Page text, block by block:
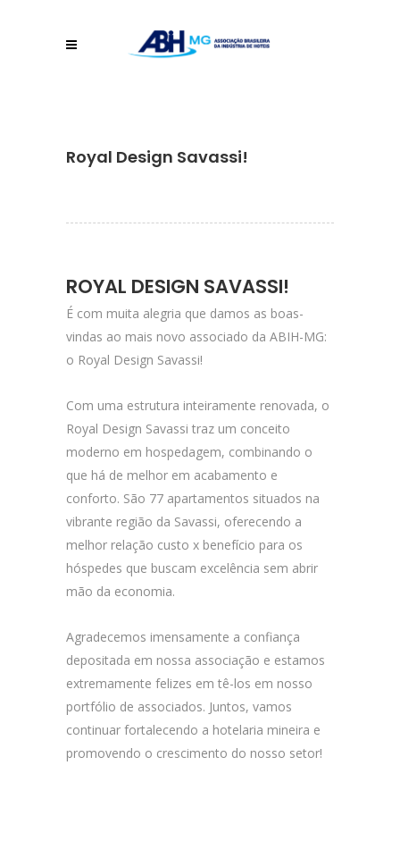
Royal Design Savassi!
ROYAL DESIGN SAVASSI!
É com muita alegria que damos as boas-
vindas ao mais novo associado da ABIH-MG:
o Royal Design Savassi!
Com uma estrutura inteiramente renovada, o
Royal Design Savassi traz um conceito
moderno em hospedagem, combinando o
que há de melhor em acabamento e
conforto. São 77 apartamentos situados na
vibrante região da Savassi, oferecendo a
melhor relação custo x benefício para os
hóspedes que buscam excelência sem abrir
mão da economia.
Agradecemos imensamente a confiança
depositada em nossa associação e estamos
extremamente felizes em tê-los em nosso
portfólio de associados. Juntos, vamos
continuar fortalecendo a hotelaria mineira e
promovendo o crescimento do nosso setor!